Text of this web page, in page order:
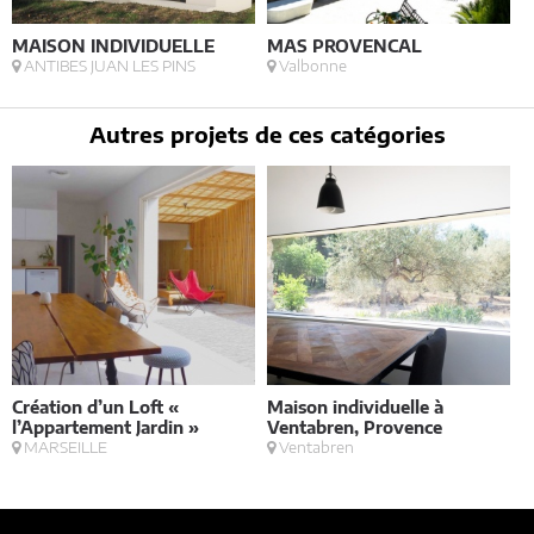
MAISON INDIVIDUELLE
ANTIBES JUAN LES PINS
MAS PROVENCAL
Valbonne
Autres projets de ces catégories
Création d’un Loft «
l’Appartement Jardin »
MARSEILLE
Maison individuelle à
Ventabren, Provence
Ventabren